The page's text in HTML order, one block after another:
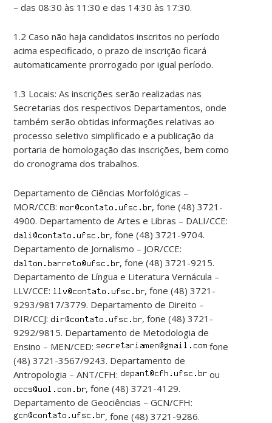
– das 08:30 às 11:30 e das 14:30 às 17:30.
1.2 Caso não haja candidatos inscritos no período
acima especificado, o prazo de inscrição ficará
automaticamente prorrogado por igual período.
1.3 Locais: As inscrições serão realizadas nas
Secretarias dos respectivos Departamentos, onde
também serão obtidas informações relativas ao
processo seletivo simplificado e a publicação da
portaria de homologação das inscrições, bem como
do cronograma dos trabalhos.
Departamento de Ciências Morfológicas –
MOR/CCB:
, fone (48) 3721-
4900. Departamento de Artes e Libras – DALI/CCE:
, fone (48) 3721-9704.
Departamento de Jornalismo – JOR/CCE:
, fone (48) 3721-9215.
Departamento de Língua e Literatura Vernácula –
LLV/CCE:
, fone (48) 3721-
9293/9817/3779. Departamento de Direito –
DIR/CCJ:
, fone (48) 3721-
9292/9815. Departamento de Metodologia de
Ensino – MEN/CED:
fone
(48) 3721-3567/9243. Departamento de
Antropologia – ANT/CFH:
ou
, fone (48) 3721-4129.
Departamento de Geociências – GCN/CFH:
, fone (48) 3721-9286.